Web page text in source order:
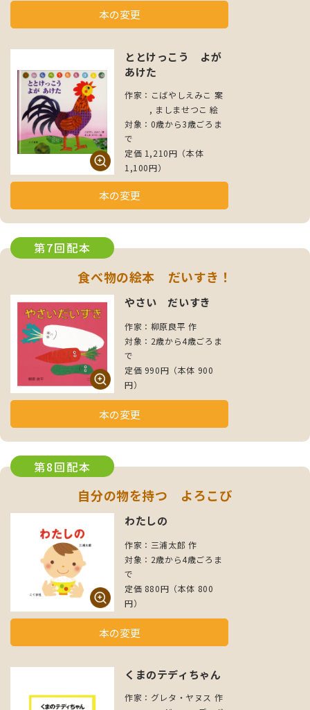
本の変更
ととけっこう よが
あけた
作家：こばやしえみこ 案
, ましませつこ 絵
対象：0歳から3歳ごろま
で
定価 1,210円（本体
1,100円）
本の変更
第7回配本
食べ物の絵本 だいすき！
やさい だいすき
作家：柳原良平 作
対象：2歳から4歳ごろま
で
定価 990円（本体 900
円）
本の変更
第8回配本
自分の物を持つ よろこび
わたしの
作家：三浦太郎 作
対象：2歳から4歳ごろま
で
定価 880円（本体 800
円）
本の変更
くまのテディちゃん
作家：グレタ・ヤヌス 作